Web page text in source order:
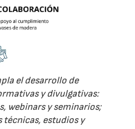
el desarrollo de
y divulgativas:
webinars y seminarios;
técnicas, estudios y